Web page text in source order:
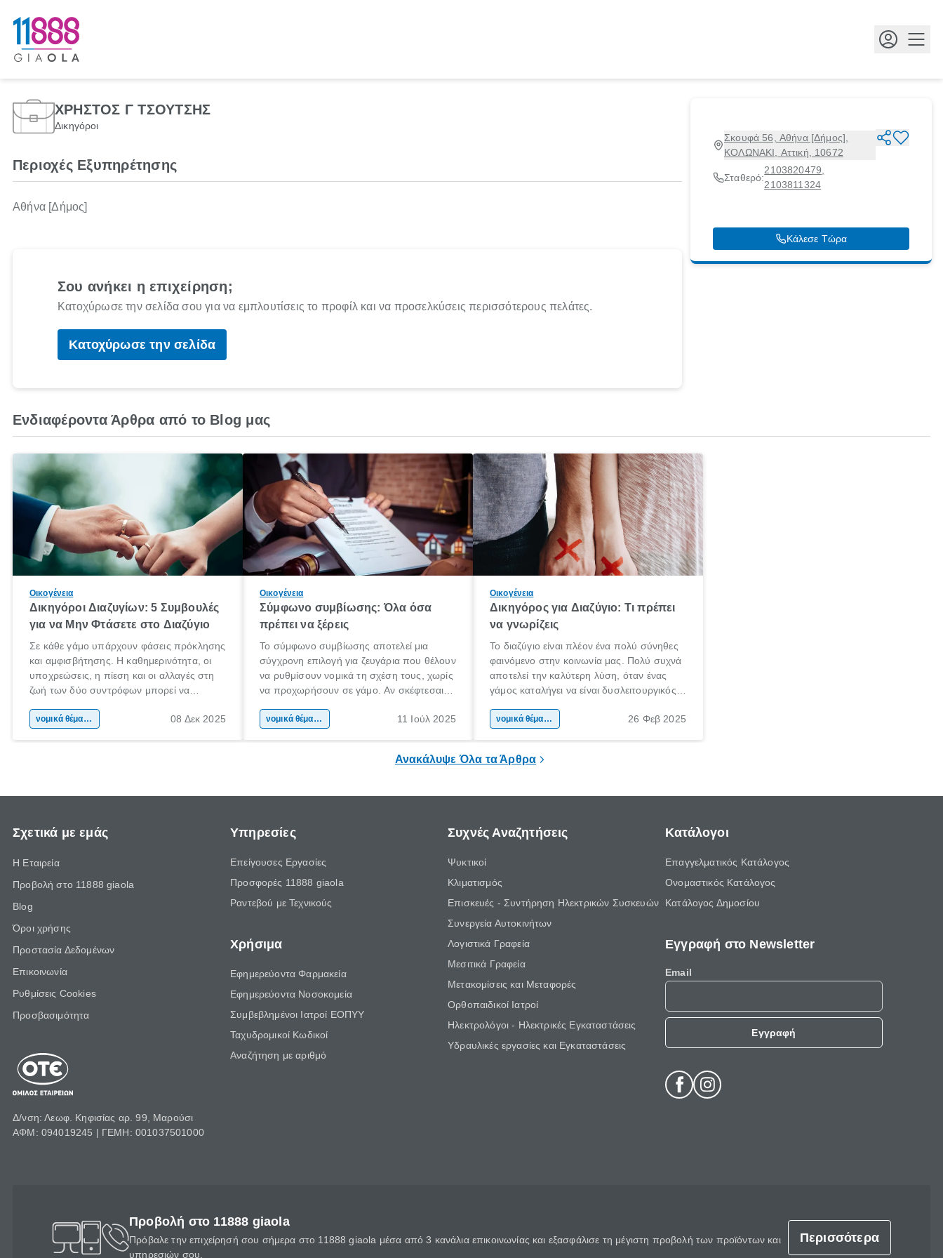
ΧΡΗΣΤΟΣ Γ ΤΣΟΥΤΣΗΣ
Δικηγόροι
Σκουφά 56, Αθήνα [Δήμος],
ΚΟΛΩΝΑΚΙ, Αττική, 10672
Σταθερό:
2103820479
2103811324
Κάλεσε Τώρα
Περιοχές Εξυπηρέτησης
Αθήνα [Δήμος]
Σου ανήκει η επιχείρηση;
Κατοχύρωσε την σελίδα σου για να εμπλουτίσεις το προφίλ και να προσελκύσεις περισσότερους πελάτες.
Κατοχύρωσε την σελίδα
Ενδιαφέροντα Άρθρα από το Blog μας
Οικογένεια
Δικηγόροι Διαζυγίων: 5 Συμβουλές
για να Μην Φτάσετε στο Διαζύγιο
Σε κάθε γάμο υπάρχουν φάσεις πρόκλησης
και αμφισβήτησης. Η καθημερινότητα, οι
υποχρεώσεις, η πίεση και οι αλλαγές στη
ζωή των δύο συντρόφων μπορεί να
Όταν οι διαφωνίες πληθαίνουν και η
νομικά θέματα & συμβουλές 08 Δεκ 2025
Οικογένεια
Σύμφωνο συμβίωσης: Όλα όσα
πρέπει να ξέρεις
Το σύμφωνο συμβίωσης αποτελεί μια
σύγχρονη επιλογή για ζευγάρια που θέλουν
να ρυθμίσουν νομικά τη σχέση τους, χωρίς
να προχωρήσουν σε γάμο. Αν σκέφτεσαι
θέλεις απλώς να ενημερωθείς για τις
νομικά θέματα & συμβουλές 11 Ιούλ 2025
Οικογένεια
Δικηγόρος για Διαζύγιο: Τι πρέπει
να γνωρίζεις
Το διαζύγιο είναι πλέον ένα πολύ σύνηθες
φαινόμενο στην κοινωνία μας. Πολύ συχνά
αποτελεί την καλύτερη λύση, όταν ένας
γάμος καταλήγει να είναι δυσλειτουργικός
δύο συζύγους. Είτε είναι συναινετικό είτε
νομικά θέματα & συμβουλές 26 Φεβ 2025
Ανακάλυψε Όλα τα Άρθρα
Σχετικά με εμάς
Η Εταιρεία
Προβολή στο 11888 giaola
Blog
Όροι χρήσης
Προστασία Δεδομένων
Επικοινωνία
Ρυθμίσεις Cookies
Προσβασιμότητα
Δ/νση: Λεωφ. Κηφισίας αρ. 99, Μαρούσι
ΑΦΜ: 094019245 | ΓΕΜΗ: 001037501000
Υπηρεσίες
Επείγουσες Εργασίες
Προσφορές 11888 giaola
Ραντεβού με Τεχνικούς
Χρήσιμα
Εφημερεύοντα Φαρμακεία
Εφημερεύοντα Νοσοκομεία
Συμβεβλημένοι Ιατροί ΕΟΠΥΥ
Ταχυδρομικοί Κωδικοί
Αναζήτηση με αριθμό
Συχνές Αναζητήσεις
Ψυκτικοί
Κλιματισμός
Επισκευές - Συντήρηση Ηλεκτρικών Συσκευών
Συνεργεία Αυτοκινήτων
Λογιστικά Γραφεία
Μεσιτικά Γραφεία
Μετακομίσεις και Μεταφορές
Ορθοπαιδικοί Ιατροί
Ηλεκτρολόγοι - Ηλεκτρικές Εγκαταστάσεις
Υδραυλικές εργασίες και Εγκαταστάσεις
Κατάλογοι
Επαγγελματικός Κατάλογος
Ονομαστικός Κατάλογος
Κατάλογος Δημοσίου
Εγγραφή στο Newsletter
Email
Εγγραφή
Προβολή στο 11888 giaola
Πρόβαλε την επιχείρησή σου σήμερα στο 11888 giaola μέσα από 3 κανάλια επικοινωνίας και εξασφάλισε τη μέγιστη προβολή των προϊόντων και
υπηρεσιών σου.
Περισσότερα